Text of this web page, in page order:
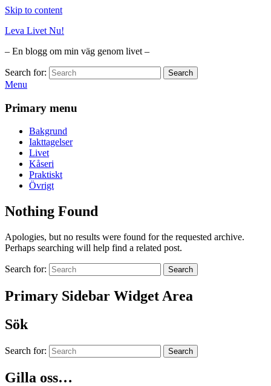
Skip to content
Leva Livet Nu!
– En blogg om min väg genom livet –
Search for: Search
Menu
Primary menu
Bakgrund
Iakttagelser
Livet
Kåseri
Praktiskt
Övrigt
Nothing Found
Apologies, but no results were found for the requested archive.
Perhaps searching will help find a related post.
Search for: Search
Primary Sidebar Widget Area
Sök
Search for: Search
Gilla oss…